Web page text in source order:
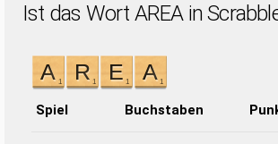
Ist das Wort AREA in
Spiel Buchstaben